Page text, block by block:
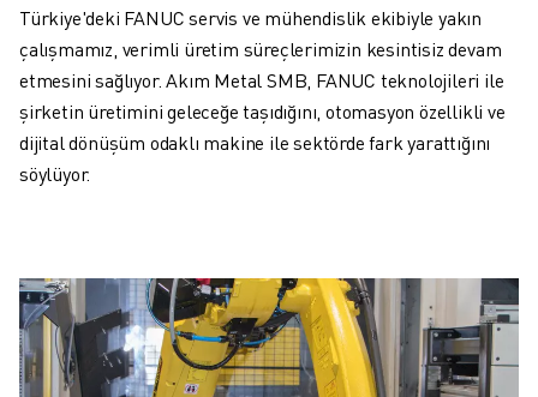
Türkiye'deki FANUC servis ve mühendislik ekibiyle yakın
çalışmamız, verimli üretim süreçlerimizin kesintisiz devam
etmesini sağlıyor. Akım Metal SMB, FANUC teknolojileri ile
şirketin üretimini geleceğe taşıdığını, otomasyon özellikli ve
dijital dönüşüm odaklı makine ile sektörde fark yarattığını
söylüyor.